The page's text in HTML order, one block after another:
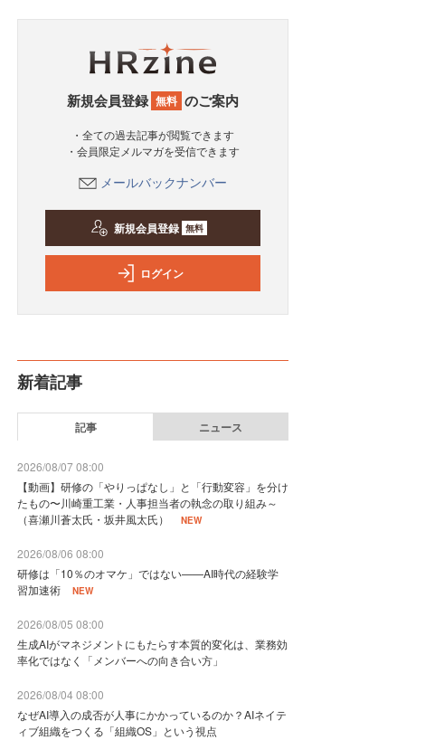
新規会員登録 無料 のご案内
・全ての過去記事が閲覧できます
・会員限定メルマガを受信できます
メールバックナンバー
新規会員登録 無料
ログイン
新着記事
記事 ニュース
2026/08/07 08:00
【動画】研修の「やりっぱなし」と「行動変容」を分け
たもの〜川崎重工業・人事担当者の執念の取り組み～
（喜瀬川蒼太氏・坂井風太氏）
NEW
2026/08/06 08:00
研修は「10％のオマケ」ではない——AI時代の経験学
習加速術
NEW
2026/08/05 08:00
生成AIがマネジメントにもたらす本質的変化は、業務効
率化ではなく「メンバーへの向き合い方」
2026/08/04 08:00
なぜAI導入の成否が人事にかかっているのか？AIネイテ
ィブ組織をつくる「組織OS」という視点